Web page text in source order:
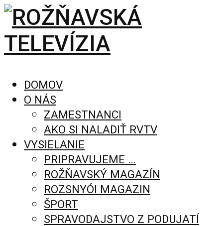
DOMOV
O NÁS
ZAMESTNANCI
AKO SI NALADIŤ RVTV
VYSIELANIE
PRIPRAVUJEME …
ROŽŇAVSKÝ MAGAZÍN
ROZSNYÓI MAGAZIN
ŠPORT
SPRAVODAJSTVO Z PODUJATÍ